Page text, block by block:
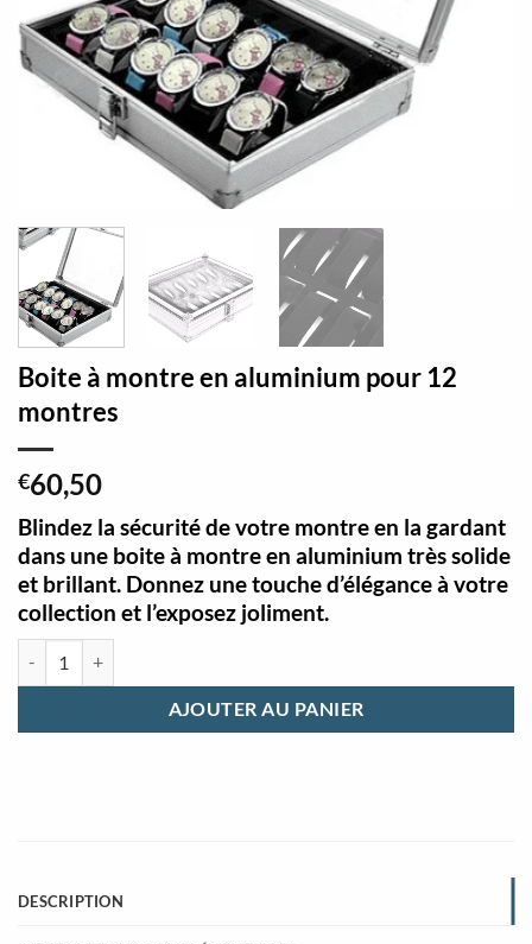
Boite à montre en aluminium pour 12
montres
€60,50
Blindez la sécurité de votre montre en la gardant
dans une boite à montre en aluminium très solide
et brillant. Donnez une touche d’élégance à votre
collection et l’exposez joliment.
AJOUTER AU PANIER
DESCRIPTION